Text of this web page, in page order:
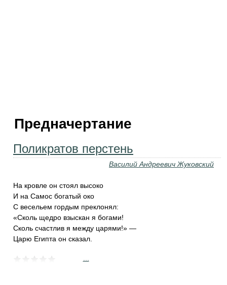
Предначертание
Поликратов перстень
Василий Андреевич Жуковский
На кровле он стоял высоко
И на Самос богатый око
С весельем гордым преклонял:
«Сколь щедро взыскан я богами!
Сколь счастлив я между царями!» —
Царю Египта он сказал.